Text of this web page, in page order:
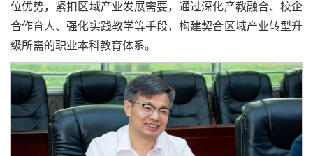
位优势，紧扣区域产业发展需要，通过深化产教融合、校企
合作育人、强化实践教学等手段，构建契合区域产业转型升
级所需的职业本科教育体系。